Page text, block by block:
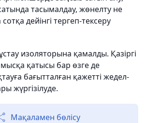
тасымалдау, жөнелту не
дейінгі тергеп-тексеру
изоляторына қамалды. Қазіргі
қатысы бар өзге де
бағытталған қажетті жедел-
жүргізілуде.
Мақаламен бөлісу